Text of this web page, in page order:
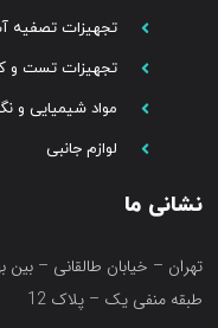
تجهیزات تصفیه
تجهیزات تست و
مواد شیمیایی و
لوازم جانبی
نشانی ما
تهران – خیابان طالقانی – بین
طبقه منفی یک – پلاک 12